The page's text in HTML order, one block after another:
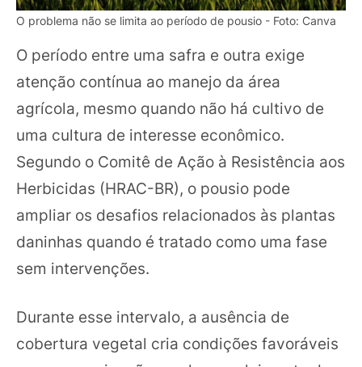
O problema não se limita ao período de pousio - Foto: Canva
O período entre uma safra e outra exige
atenção contínua ao manejo da área
agrícola, mesmo quando não há cultivo de
uma cultura de interesse econômico.
Segundo o Comitê de Ação à Resistência aos
Herbicidas (HRAC-BR), o pousio pode
ampliar os desafios relacionados às plantas
daninhas quando é tratado como uma fase
sem intervenções.
Durante esse intervalo, a ausência de
cobertura vegetal cria condições favoráveis